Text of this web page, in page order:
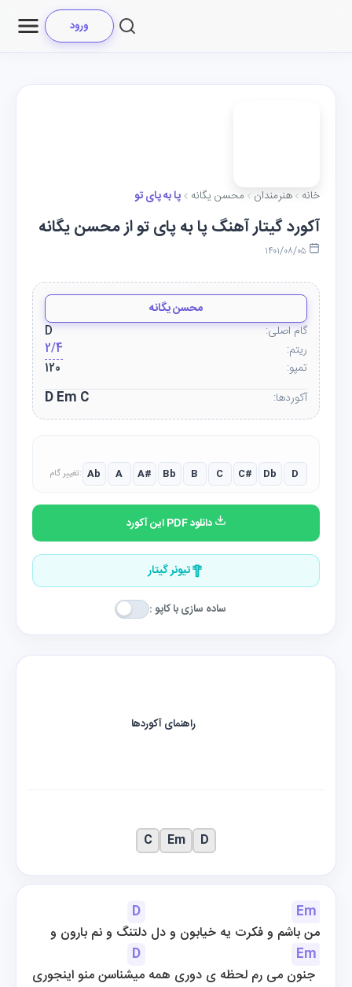
ورود
خانه هنرمندان محسن یگانه پا به پای تو
آکورد گیتار آهنگ پا به پای تو از محسن یگانه
محسن یگانه
گام اصلی:
D
ریتم:
2/4
تمپو:
120
آکوردها:
D Em C
تغییر گام: Ab A A# Bb B C C# Db D
دانلود PDF این آکورد
تیونر گیتار
ساده سازی با کاپو :
D
Em
من باشم و فکرت یه خیابون و دل دلتنگ و نم بارون و
D
Em
تا جنون می رم لحظه ی دوری همه میشناسن منو اینجوری
راهنمای آکوردها
D
Em
C